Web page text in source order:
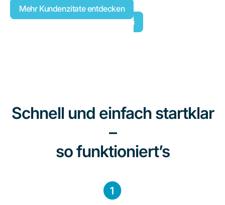
Mehr Kundenzitate entdecken
Jetzt starten
Schnell und einfach startklar
–
so funktioniert’s